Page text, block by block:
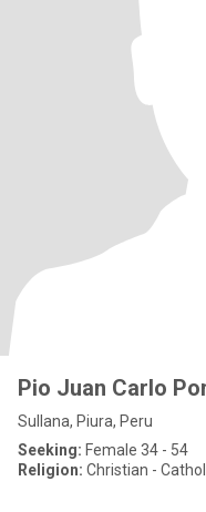
Pio Juan Carlo
Sullana, Piura, Peru
Seeking: Female 34 - 54
Religion: Christian -